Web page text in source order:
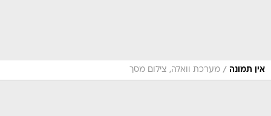
אין תמונה / מערכת וואלה, צילום מסך